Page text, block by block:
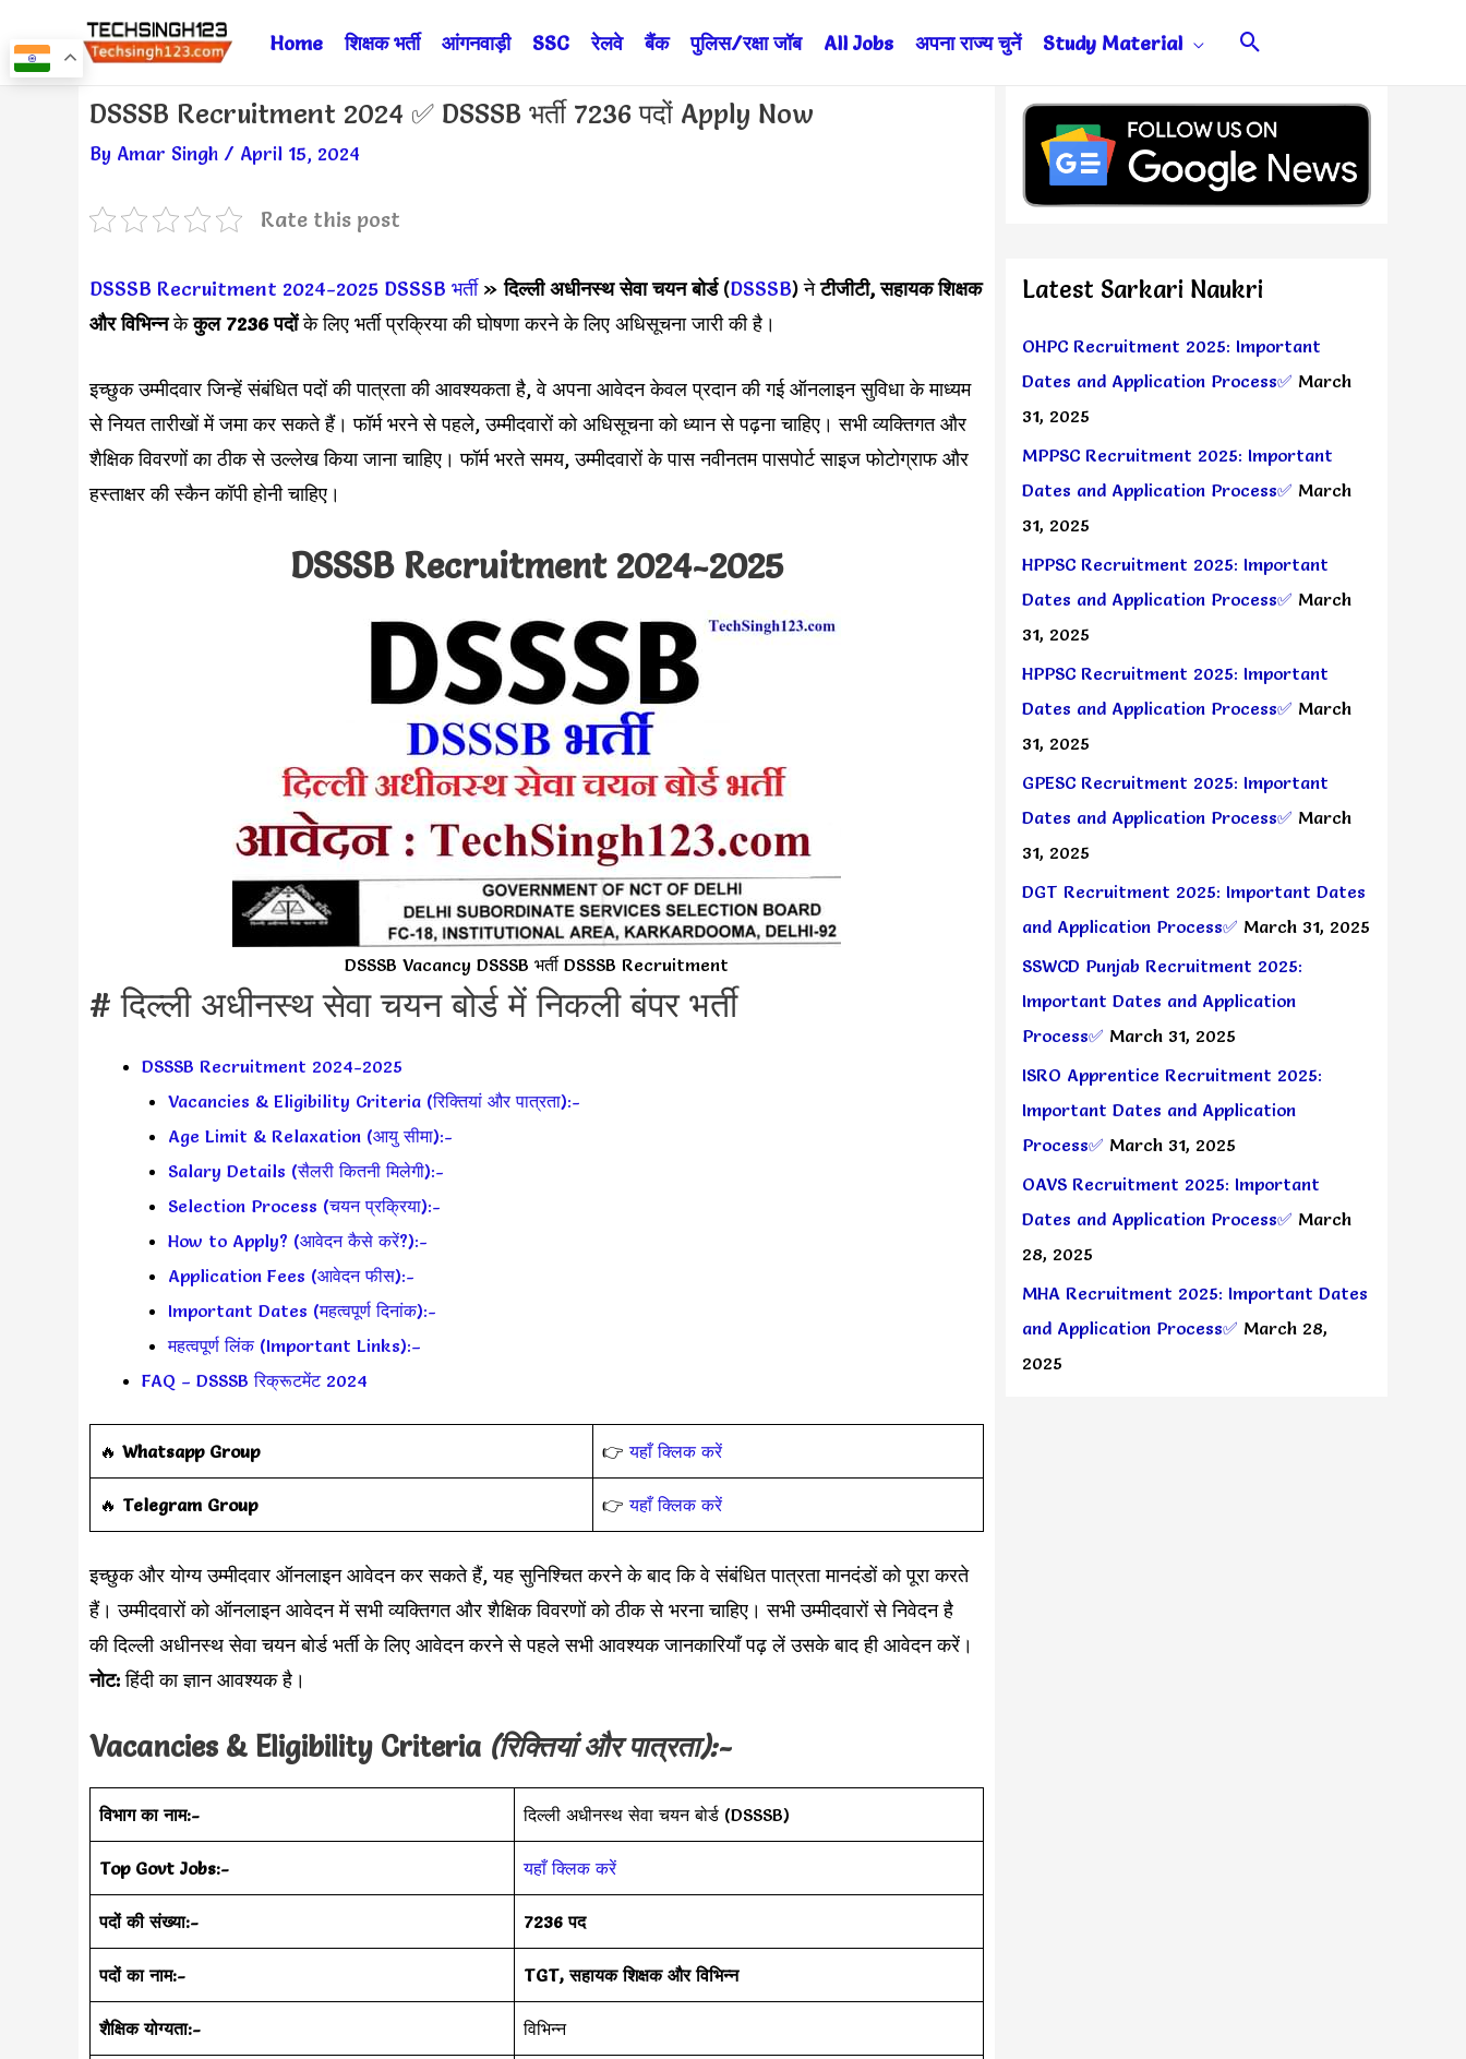
to
Home शिक्षक भर्ती आंगनवाड़ी SSC रेलवे बैंक पुलिस/रक्षा जॉब All Jobs अपना राज्य चुनें Study Material Search
DSSSB Recruitment 2024 ✅ DSSSB भर्ती 7236 पदों Apply Now
By Amar Singh / April 15, 2024
Rate this post
DSSSB Recruitment 2024-2025 DSSSB भर्ती»दिल्ली अधीनस्थ सेवा चयन बोर्ड(DSSSB) नेटीजीटी, सहायक शिक्षक
और विभिन्नकेकुल 7236 पदोंके लिए भर्ती प्रक्रिया की घोषणा करने के लिए अधिसूचना जारी की है।
इच्छुक उम्मीदवार जिन्हें संबंधित पदों की पात्रता की आवश्यकता है, वे अपना आवेदन केवल प्रदान की गई ऑनलाइन सुविधा के माध्यम
से नियत तारीखों में जमा कर सकते हैं। फॉर्म भरने से पहले, उम्मीदवारों को अधिसूचना को ध्यान से पढ़ना चाहिए। सभी व्यक्तिगत और
शैक्षिक विवरणों का ठीक से उल्लेख किया जाना चाहिए। फॉर्म भरते समय, उम्मीदवारों के पास नवीनतम पासपोर्ट साइज फोटोग्राफ और
हस्ताक्षर की स्कैन कॉपी होनी चाहिए।
DSSSB Recruitment 2024-2025
DSSSB Vacancy DSSSB भर्ती DSSSB Recruitment
# दिल्ली अधीनस्थ सेवा चयन बोर्ड में निकली बंपर भर्ती
DSSSB Recruitment 2024-2025
Vacancies & Eligibility Criteria (रिक्तियां और पात्रता):-
Age Limit & Relaxation (आयु सीमा):-
Salary Details (सैलरी कितनी मिलेगी):-
Selection Process (चयन प्रक्रिया):-
How to Apply? (आवेदन कैसे करें?):-
Application Fees (आवेदन फीस):-
Important Dates (महत्वपूर्ण दिनांक):-
महत्वपूर्ण लिंक (Important Links):–
FAQ – DSSSB रिक्रूटमेंट 2024
‎️‍🔥 Whatsapp Group 👉यहाँ क्लिक करें
‎️‍🔥 Telegram Group 👉यहाँ क्लिक करें
इच्छुक और योग्य उम्मीदवार ऑनलाइन आवेदन कर सकते हैं, यह सुनिश्चित करने के बाद कि वे संबंधित पात्रता मानदंडों को पूरा करते
हैं। उम्मीदवारों को ऑनलाइन आवेदन में सभी व्यक्तिगत और शैक्षिक विवरणों को ठीक से भरना चाहिए। सभी उम्मीदवारों से निवेदन है
की दिल्ली अधीनस्थ सेवा चयन बोर्ड भर्ती के लिए आवेदन करने से पहले सभी आवश्यक जानकारियाँ पढ़ लें उसके बाद ही आवेदन करें।
नोट:हिंदी का ज्ञान आवश्यक है।
Vacancies & Eligibility Criteria (रिक्तियां और पात्रता):-
विभाग का नाम:- दिल्ली अधीनस्थ सेवा चयन बोर्ड (DSSSB)
Top Govt Jobs:- यहाँ क्लिक करें
पदों की संख्या:- 7236 पद
पदों का नाम:- TGT, सहायक शिक्षक और विभिन्न
शैक्षिक योग्यता:- विभिन्न
Post
Latest Sarkari Naukri
OHPC Recruitment 2025: Important
Dates and Application Process✅ March
31, 2025
MPPSC Recruitment 2025: Important
Dates and Application Process✅ March
31, 2025
HPPSC Recruitment 2025: Important
Dates and Application Process✅ March
31, 2025
HPPSC Recruitment 2025: Important
Dates and Application Process✅ March
31, 2025
GPESC Recruitment 2025: Important
Dates and Application Process✅ March
31, 2025
DGT Recruitment 2025: Important Dates
and Application Process✅ March 31, 2025
SSWCD Punjab Recruitment 2025:
Important Dates and Application
Process✅ March 31, 2025
ISRO Apprentice Recruitment 2025:
Important Dates and Application
Process✅ March 31, 2025
OAVS Recruitment 2025: Important
Dates and Application Process✅ March
28, 2025
MHA Recruitment 2025: Important Dates
and Application Process✅ March 28,
2025